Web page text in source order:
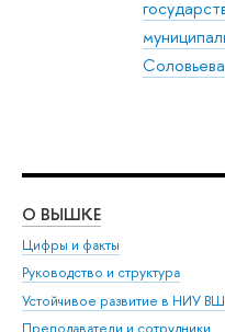
Соловьева
О ВЫШКЕ
Цифры и факты
Руководство и структура
Устойчивое развитие в НИУ
Преподаватели и сотрудники